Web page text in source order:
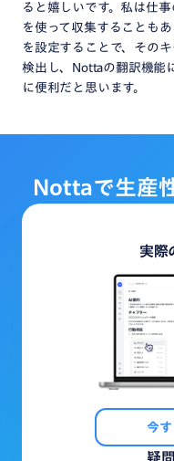
ると嬉しいです。私は仕
を使って収集することも
を設定することで、その
検出し、Nottaの翻訳機能
に便利だと思います。
Nottaで生産
実際
今
疑